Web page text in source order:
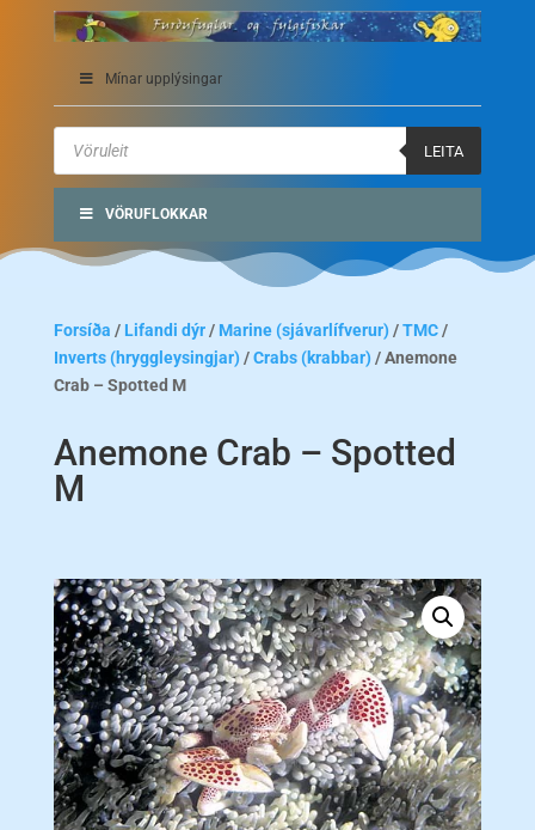
Mínar upplýsingar
Products
search
LEITA
VÖRUFLOKKAR
Forsíða / Lifandi dýr/ Marine (sjávarlífverur) /TMC/
Inverts (hryggleysingjar) /Crabs (krabbar) / Anemone
Crab – Spotted M
Anemone Crab – Spotted
M